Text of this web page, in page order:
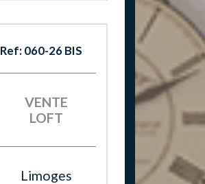
Ref: 060-26 BIS
VENTE
LOFT
Limoges